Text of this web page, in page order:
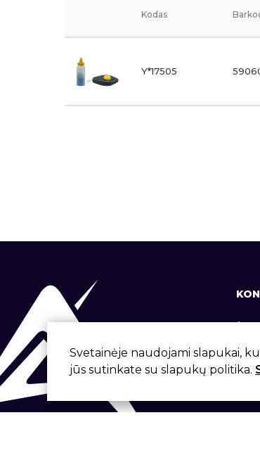
Kodas
Y*17505
Svetainėje naudojami slapukai,
jūs sutinkate su slapukų politika.